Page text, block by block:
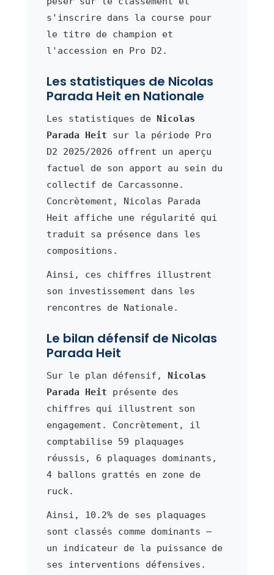
s'inscrire dans la course pour
le titre de champion et
l'accession en Pro D2.
Les statistiques de Nicolas
Parada Heit en Nationale
Les statistiques de Nicolas
Parada Heit sur la période Pro
D2 2025/2026 offrent un aperçu
factuel de son apport au sein du
collectif de Carcassonne.
Concrètement, Nicolas Parada
Heit affiche une régularité qui
traduit sa présence dans les
compositions.
Ainsi, ces chiffres illustrent
son investissement dans les
rencontres de Nationale.
Le bilan défensif de Nicolas
Parada Heit
Sur le plan défensif, Nicolas
Parada Heit présente des
chiffres qui illustrent son
engagement. Concrètement, il
comptabilise 59 plaquages
réussis, 6 plaquages dominants,
4 ballons grattés en zone de
ruck.
Ainsi, 10.2% de ses plaquages
sont classés comme dominants —
un indicateur de la puissance de
ses interventions défensives.